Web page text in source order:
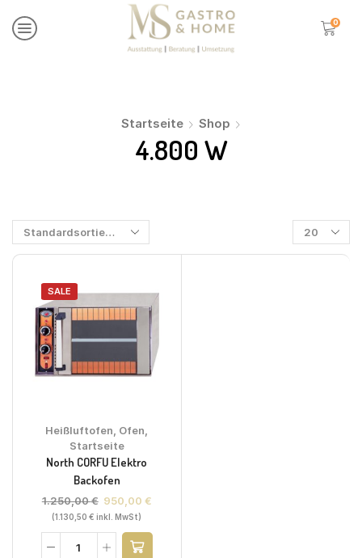
0
Startseite Shop
4.800 W
SALE
Heißluftofen Ofen
Startseite
North CORFU Elektro
Backofen
1.250,00€ 950,00 €
(1.130,50€ inkl. MwSt)